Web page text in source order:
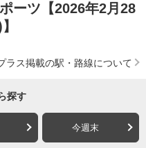
ーツ【2026年2月28
ラス掲載の駅・路線について
探す
今週末